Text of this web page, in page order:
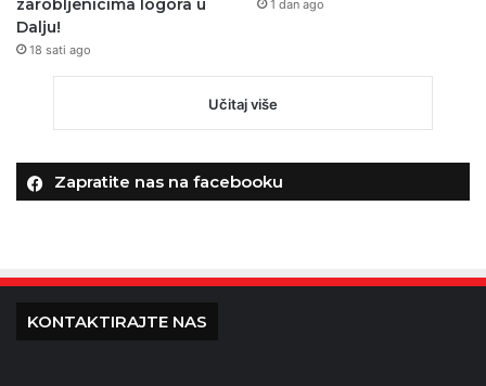
zarobljenicima logora u
Dalju!
18 sati ago
1 dan ago
Učitaj više
Zapratite nas na facebooku
KONTAKTIRAJTE NAS